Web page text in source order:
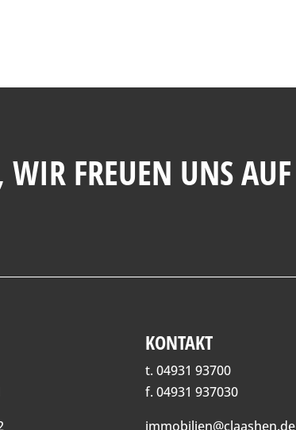
WIR FREUEN UNS AUF
KONTAKT
t. 04931 93700
f. 04931 937030
immobilien@claashen.de